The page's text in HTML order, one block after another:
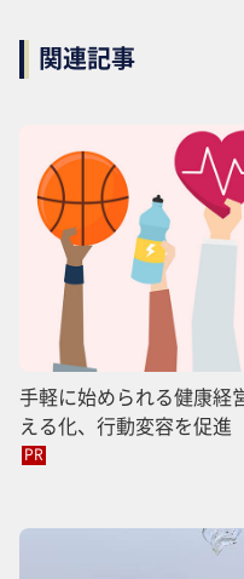
関連記事
手軽に始められる健康
える化、行動変容を促進
PR